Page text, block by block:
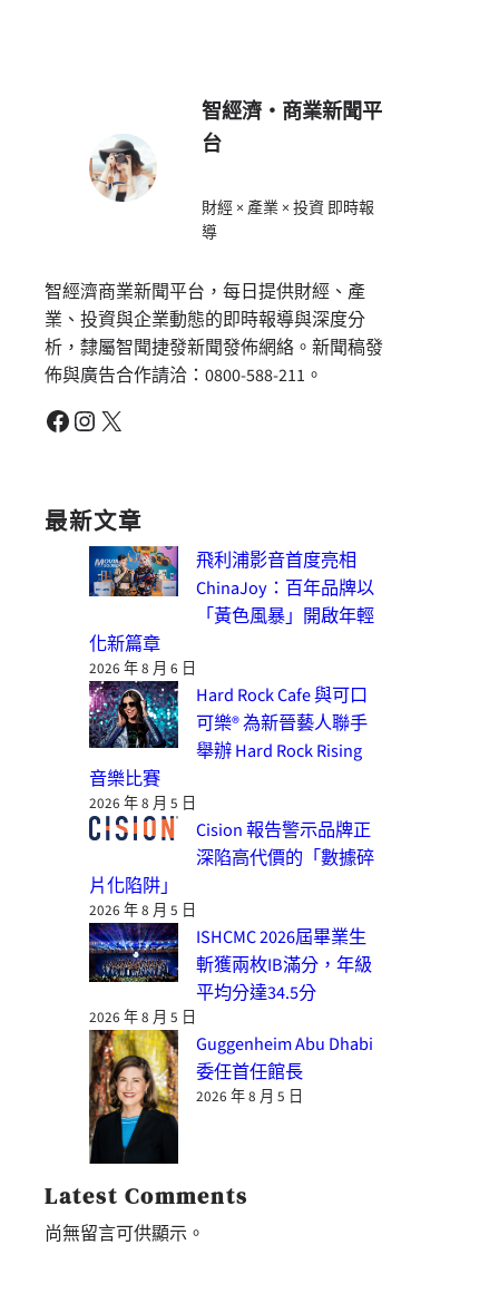
智經濟・商業新聞平
台
財經 × 產業 × 投資 即時報
導
智經濟商業新聞平台，每日提供財經、產
業、投資與企業動態的即時報導與深度分
析，隸屬智聞捷發新聞發佈網絡。新聞稿發
佈與廣告合作請洽：0800-588-211。
Facebook Instagram X
最新文章
飛利浦影音首度亮相
ChinaJoy：百年品牌以
「黃色風暴」開啟年輕
化新篇章
2026 年 8 月 6 日
Hard Rock Cafe 與可口
可樂® 為新晉藝人聯手
舉辦 Hard Rock Rising
音樂比賽
2026 年 8 月 5 日
Cision 報告警示品牌正
深陷高代價的「數據碎
片化陷阱」
2026 年 8 月 5 日
ISHCMC 2026屆畢業生
斬獲兩枚IB滿分，年級
平均分達34.5分
2026 年 8 月 5 日
Guggenheim Abu Dhabi
委任首任館長
2026 年 8 月 5 日
Latest Comments
尚無留言可供顯示。